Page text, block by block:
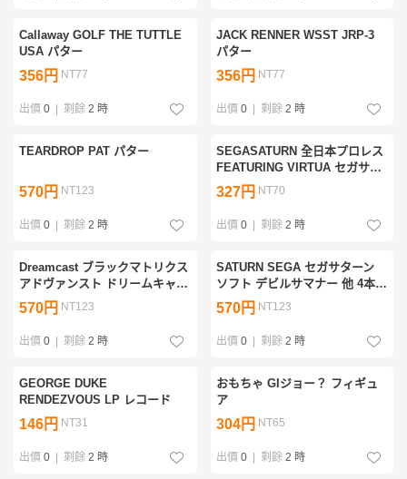
Callaway GOLF THE TUTTLE
USA パター
356円 NT77
出價 0 剩餘 2 時
JACK RENNER WSST JRP-3
パター
356円 NT77
出價 0 剩餘 2 時
TEARDROP PAT パター
570円 NT123
出價 0 剩餘 2 時
SEGASATURN 全日本プロレス
FEATURING VIRTUA セガサタ
ーンソフト
327円 NT70
出價 0 剩餘 2 時
Dreamcast ブラックマトリクス
アドヴァンスト ドリームキャス
ト ソフト
570円 NT123
出價 0 剩餘 2 時
SATURN SEGA セガサターン
ソフト デビルサマナー 他 4本セ
ット 管理③
570円 NT123
出價 0 剩餘 2 時
GEORGE DUKE
RENDEZVOUS LP レコード
146円 NT31
出價 0 剩餘 2 時
おもちゃ GIジョー？ フィギュ
ア
304円 NT65
出價 0 剩餘 2 時